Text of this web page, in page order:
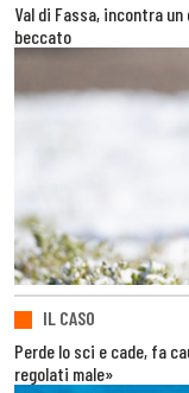
Val di Fassa, incontra
beccato
IL CASO
Perde lo sci e cade, fa
regolati male»